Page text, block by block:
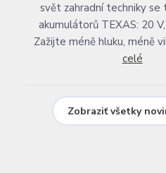
svět zahradní techniky se
akumulátorů TEXAS: 20
Zažijte méně hluku, méně
celé
Zobraziť všetky